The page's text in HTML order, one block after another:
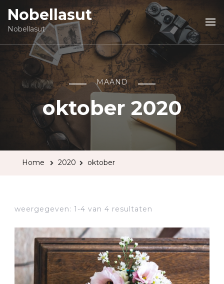
Nobellasut
Nobellasut
MAAND
oktober 2020
Home 2020 oktober
weergegeven: 1-4 van 4 resultaten